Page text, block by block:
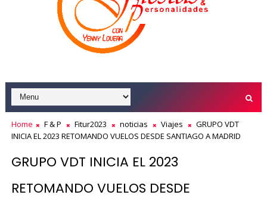
Home F & P Fitur2023 noticias Viajes
GRUPO VDT
INICIA EL 2023 RETOMANDO VUELOS DESDE SANTIAGO A MADRID
GRUPO VDT INICIA EL 2023
RETOMANDO VUELOS DESDE